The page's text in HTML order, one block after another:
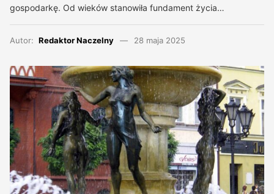
gospodarkę. Od wieków stanowiła fundament życia…
Autor: Redaktor Naczelny 28 maja 2025